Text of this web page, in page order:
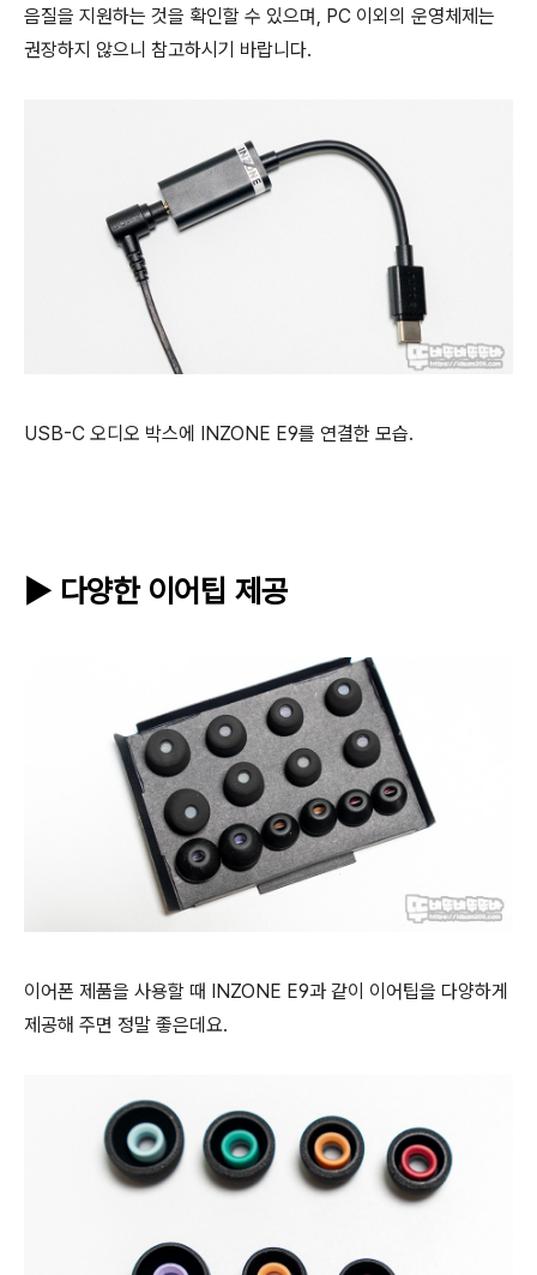
음질을 지원하는 것을 확인할 수 있으며, PC 이외의 운영체제는
권장하지 않으니 참고하시기 바랍니다.
USB-C 오디오 박스에 INZONE E9를 연결한 모습.
▶ 다양한 이어팁 제공
이어폰 제품을 사용할 때 INZONE E9과 같이 이어팁을 다양하게
제공해 주면 정말 좋은데요.